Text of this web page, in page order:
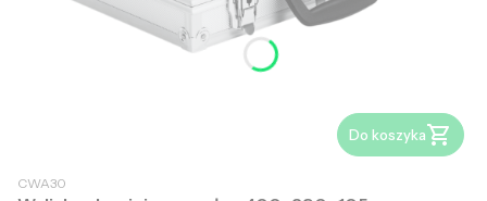
Do koszyka
CWA30